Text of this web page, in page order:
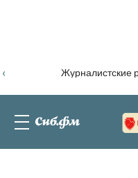
Журналистские
‹